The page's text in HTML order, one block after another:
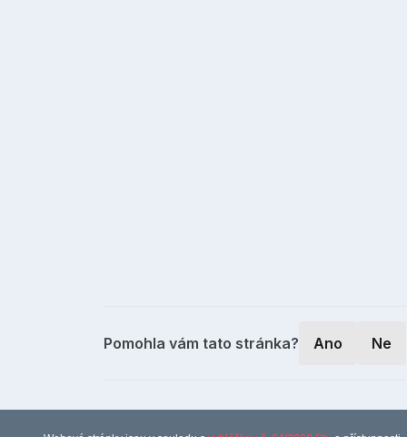
Pomohla vám tato stránka? Ano Ne